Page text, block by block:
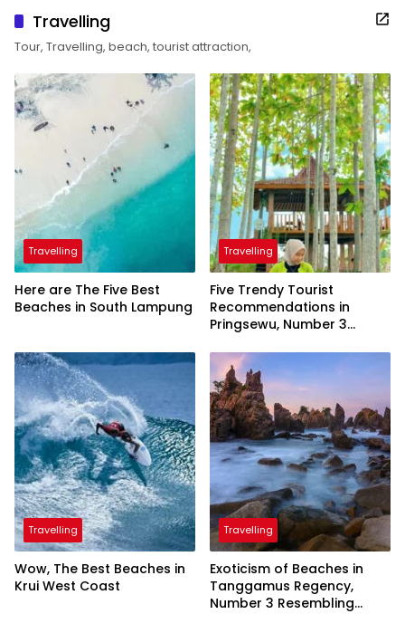
Travelling
Tour, Travelling, beach, tourist attraction,
Travelling
Here are The Five Best
Beaches in South Lampung
Travelling
Five Trendy Tourist
Recommendations in
Pringsewu, Number 3
President
Travelling
Wow, The Best Beaches in
Krui West Coast
Travelling
Exoticism of Beaches in
Tanggamus Regency,
Number 3 Resembling